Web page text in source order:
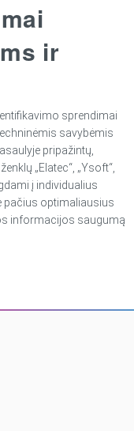
ir
sprendimai
savybėmis
pripažintų,
„Elatec“, „Ysoft“,
į individualius
pačius optimaliausius
informacijos saugumą